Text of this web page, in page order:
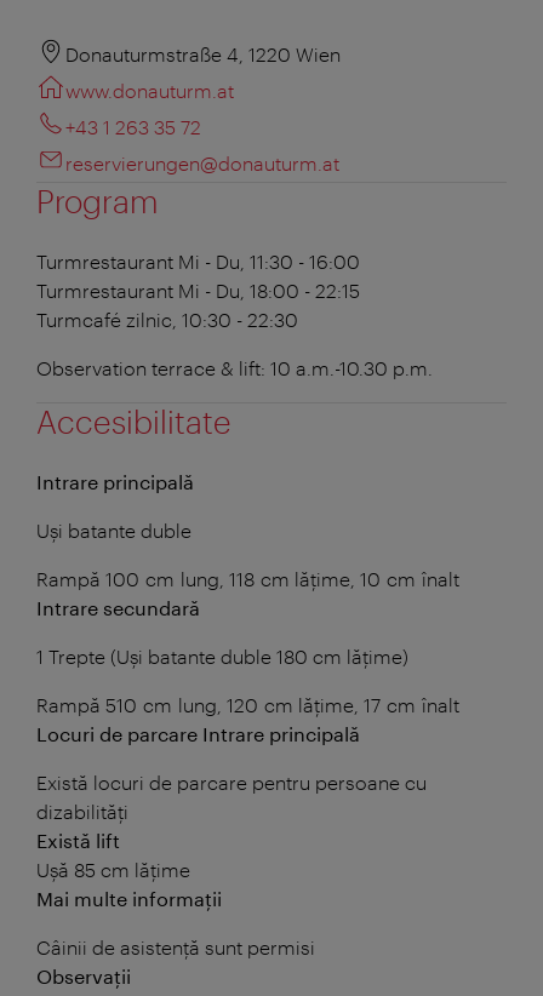
Donauturmstraße 4, 1220 Wien
www.donauturm.at
+43 1 263 35 72
reservierungen@donauturm.at
Program
Turmrestaurant Mi - Du, 11:30 - 16:00
Turmrestaurant Mi - Du, 18:00 - 22:15
Turmcafé zilnic, 10:30 - 22:30
Observation terrace & lift: 10 a.m.-10.30 p.m.
Accesibilitate
Intrare principală
Uși batante duble
Rampă 100 cm lung, 118 cm lățime, 10 cm înalt
Intrare secundară
1 Trepte (Uși batante duble 180 cm lățime)
Rampă 510 cm lung, 120 cm lățime, 17 cm înalt
Locuri de parcare Intrare principală
Există locuri de parcare pentru persoane cu
dizabilități
Există lift
Ușă 85 cm lățime
Mai multe informații
Câinii de asistență sunt permisi
Observații